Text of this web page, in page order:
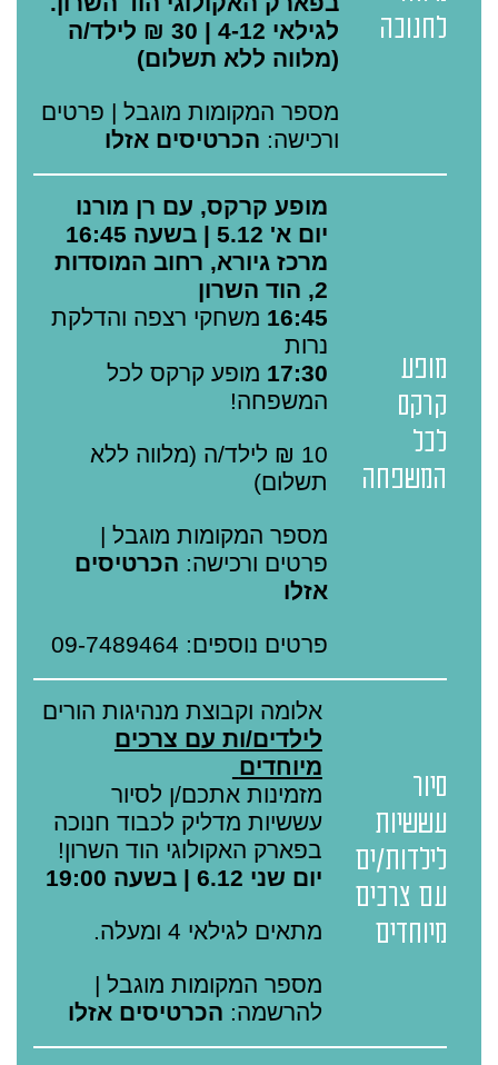
לחנוכה
לגילאי 4-12 | 30 ₪ לילד/ה
(מלווה ללא תשלום)
מספר המקומות מוגבל | פרטים
ורכישה: הכרטיסים אזלו
מופע
קרקס
לכל
המשפחה
מופע קרקס, עם רן מורנו
יום א' 5.12 | בשעה 16:45
מרכז גיורא, רחוב המוסדות
2, הוד השרון
16:45 משחקי רצפה והדלקת
נרות
17:30 מופע קרקס לכל
המשפחה!
10 ₪ לילד/ה (מלווה ללא
תשלום)
מספר המקומות מוגבל |
פרטים ורכישה: הכרטיסים
אזלו
פרטים נוספים: 09-7489464
סיור
עששיות
לילדות/ים
עם צרכים
מיוחדים
אלומה וקבוצת מנהיגות הורים
לילדים/ות עם צרכים
מיוחדים
מזמינות אתכם/ן לסיור
עששיות מדליק לכבוד חנוכה
בפארק האקולוגי הוד השרון!
יום שני 6.12 | בשעה 19:00
מתאים לגילאי 4 ומעלה.
מספר המקומות מוגבל |
להרשמה: הכרטיסים אזלו